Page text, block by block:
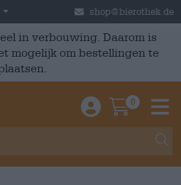
Nederland shop@bierothek.de
in verbouwing. Daarom is
mogelijk om bestellingen te
Einloggen /
0